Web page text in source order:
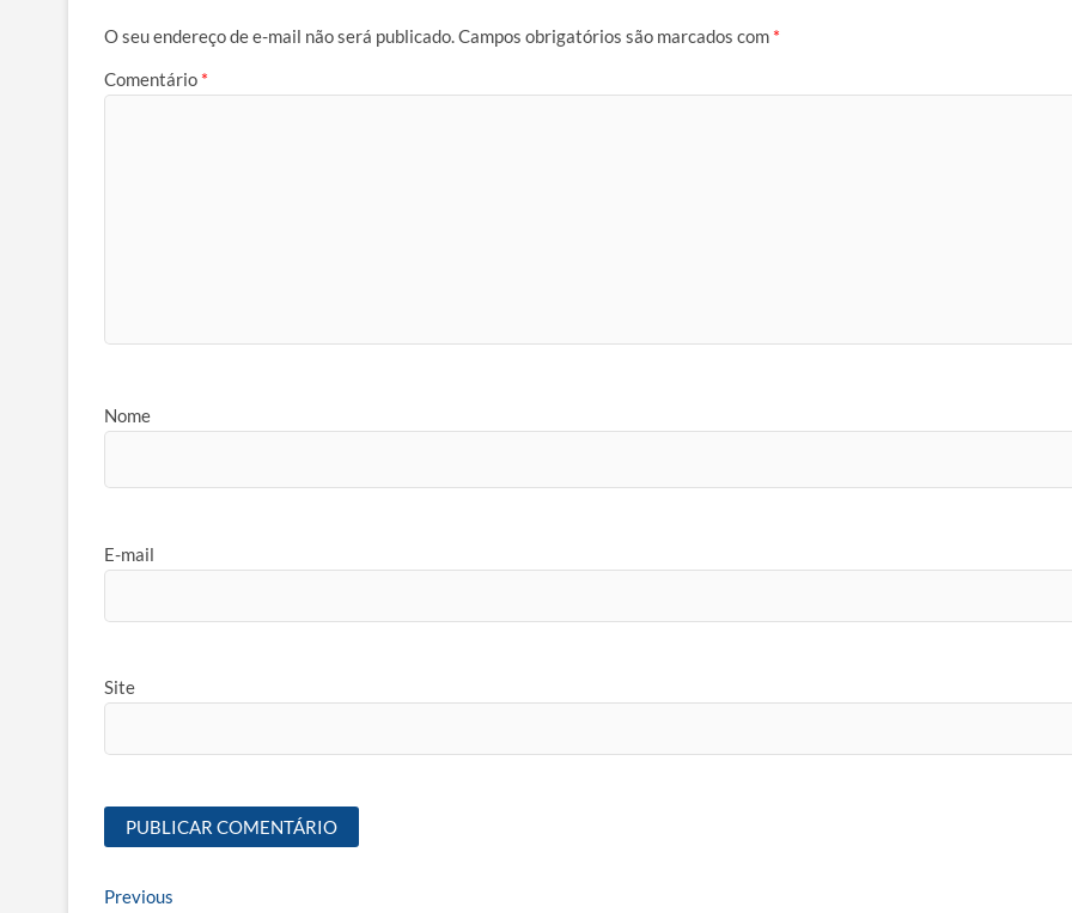
O seu endereço de e-mail não será publicado.Campos obrigatórios são marcados com *
Comentário *
Nome
E-mail
Site
Navegação
Previous